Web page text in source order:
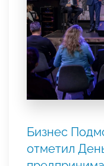
Бизнес
отметил